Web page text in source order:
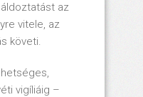
az
vitele, az
követi.
vigíliáig –